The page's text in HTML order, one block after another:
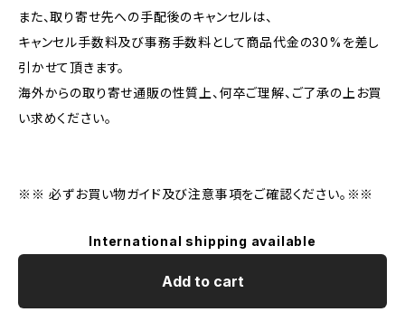
また、取り寄せ先への手配後のキャンセルは、
キャンセル手数料及び事務手数料として商品代金の30%を差し
引かせて頂きます。
海外からの取り寄せ通販の性質上、何卒ご理解、ご了承の上お買
い求めください。
※※ 必ずお買い物ガイド及び注意事項をご確認ください。※※
International shipping available
Add to cart